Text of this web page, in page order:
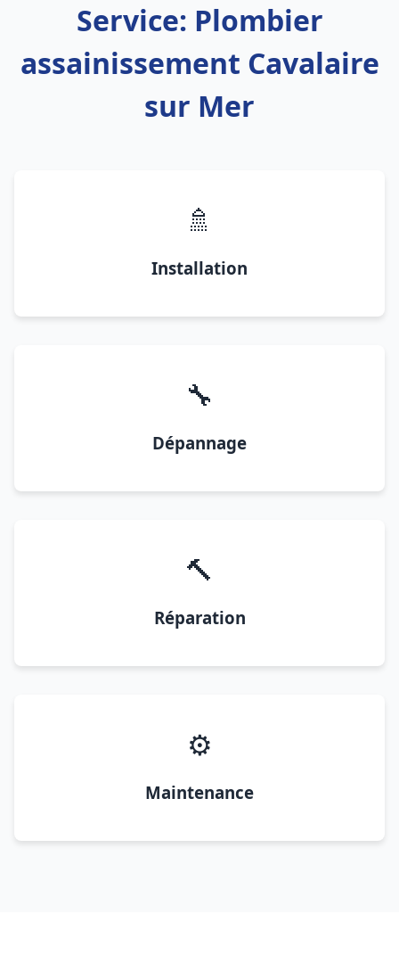
Service: Plombier
assainissement Cavalaire
sur Mer
🚿
Installation
🔧
Dépannage
🔨
Réparation
⚙️
Maintenance